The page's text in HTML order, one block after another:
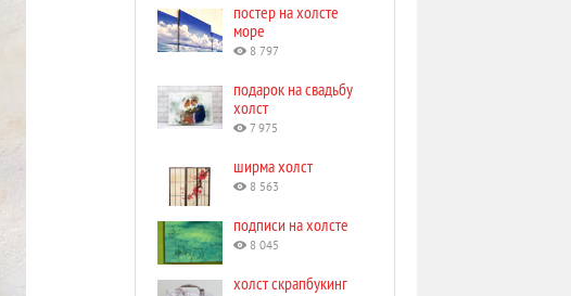
постер на холсте
море
8 797
подарок на свадьбу
холст
7 975
ширма холст
8 563
подписи на холсте
8 045
холст скрапбукинг